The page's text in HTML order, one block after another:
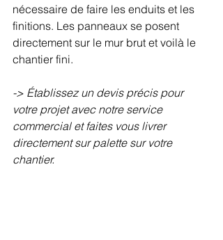
nécessaire de faire les enduits et les
finitions. Les panneaux se posent
directement sur le mur brut et voilà le
chantier fini.
-> Établissez un devis précis pour
votre projet avec notre service
commercial et faites vous livrer
directement sur palette sur votre
chantier.